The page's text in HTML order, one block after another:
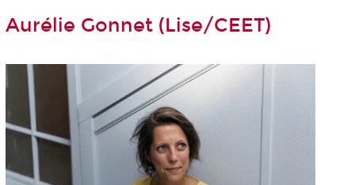
Aurélie Gonnet (Lise/CEET)